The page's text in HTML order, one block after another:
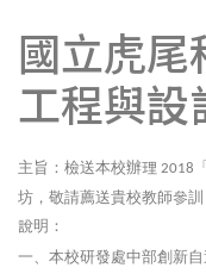
國立虎尾
工程與設
主旨：檢送本校辦理 2018
坊，敬請薦送貴校教師參訓
說明：
一、本校研發處中部創新